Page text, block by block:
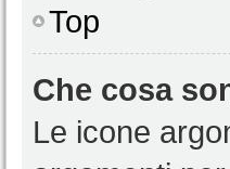
Top
Che cosa
Le icone